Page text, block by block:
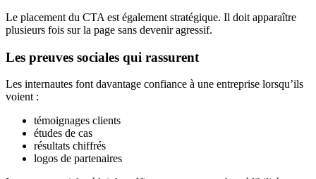
Le placement du CTA est également stratégique. Il doit apparaître
plusieurs fois sur la page sans devenir agressif.
Les preuves sociales qui rassurent
Les internautes font davantage confiance à une entreprise lorsqu’ils
voient :
témoignages clients
études de cas
résultats chiffrés
logos de partenaires